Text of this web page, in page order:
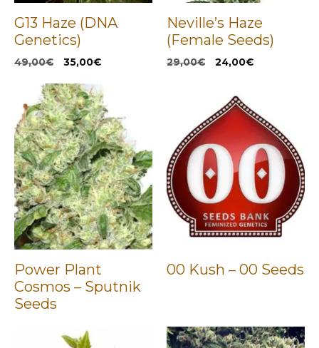
G13 Haze (DNA
Genetics)
49,00€
El
original
era:
49,00€.
35,00€El
actual
es:
35,00€.
Neville’s Haze
(Female Seeds)
29,00€
El
era:
29,00€.
24,00€El
24,00€.
Power Plant
Cosmos – Sputnik
Seeds
00 Kush – 00 Seeds